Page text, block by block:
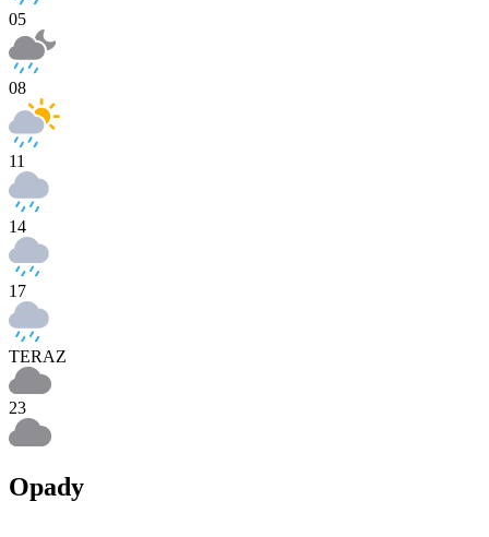
05
08
11
14
17
TERAZ
23
Opady